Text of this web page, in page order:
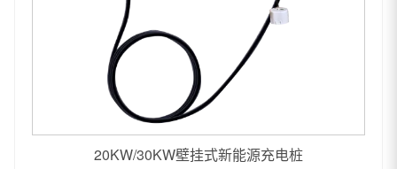
20KW/30KW壁挂式新能源充电桩